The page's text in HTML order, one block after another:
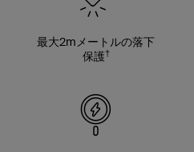
最大2mメートルの落下
保護†